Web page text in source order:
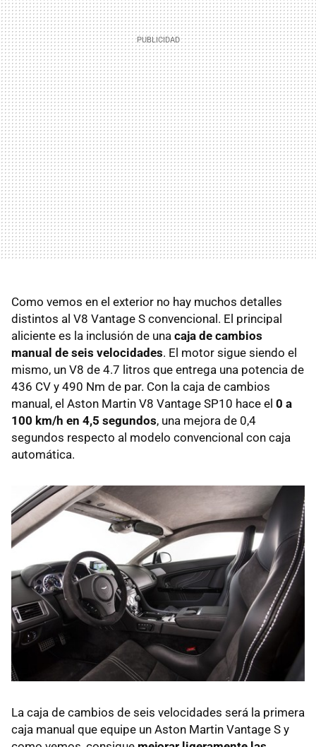
Como vemos en el exterior no hay muchos detalles
distintos al V8 Vantage S convencional. El principal
aliciente es la inclusión de una caja de cambios
manual de seis velocidades. El motor sigue siendo el
mismo, un V8 de 4.7 litros que entrega una potencia de
436 CV y 490 Nm de par. Con la caja de cambios
manual, el Aston Martin V8 Vantage SP10 hace el 0 a
100 km/h en 4,5 segundos, una mejora de 0,4
segundos respecto al modelo convencional con caja
automática.
La caja de cambios de seis velocidades será la primera
caja manual que equipe un Aston Martin Vantage S y